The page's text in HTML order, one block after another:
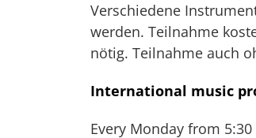
Verschiedene
werden. Teilnahme
nötig. Teilnahme auch
International music
Every Monday from